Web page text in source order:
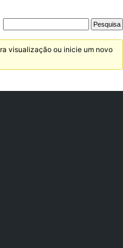
visualização ou inicie um novo